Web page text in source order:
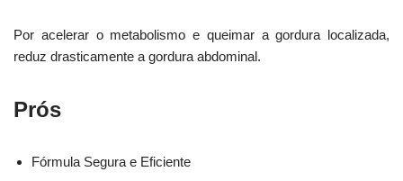
Por acelerar o metabolismo e queimar a gordura localizada,
reduz drasticamente a gordura abdominal.
Prós
Fórmula Segura e Eficiente